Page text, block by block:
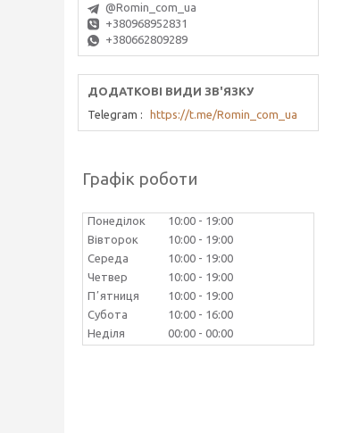
@Romin_com_ua
+380968952831
+380662809289
Telegram https://t.me/Romin_com_ua
Графік роботи
Понеділок 10:00
19:00
Вівторок
10:00
19:00
Середа
10:00
19:00
Четвер
10:00
19:00
Пʼятниця
10:00
19:00
Субота
10:00
16:00
Неділя
00:00 00:00